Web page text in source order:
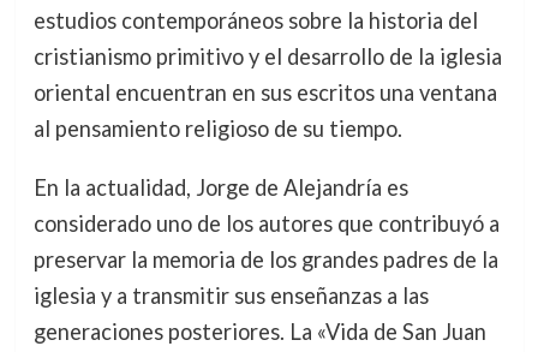
estudios contemporáneos sobre la historia del
cristianismo primitivo y el desarrollo de la iglesia
oriental encuentran en sus escritos una ventana
al pensamiento religioso de su tiempo.
En la actualidad, Jorge de Alejandría es
considerado uno de los autores que contribuyó a
preservar la memoria de los grandes padres de la
iglesia y a transmitir sus enseñanzas a las
generaciones posteriores. La «Vida de San Juan